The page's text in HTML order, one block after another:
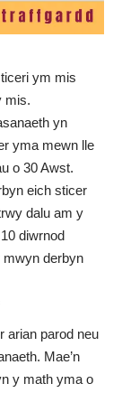
ym mis
mis.
yn
yma mewn lle
o 30 Awst.
eich sticer
dalu am y
diwrnod
mwyn derbyn
arian parod neu
Mae’n
y math yma o